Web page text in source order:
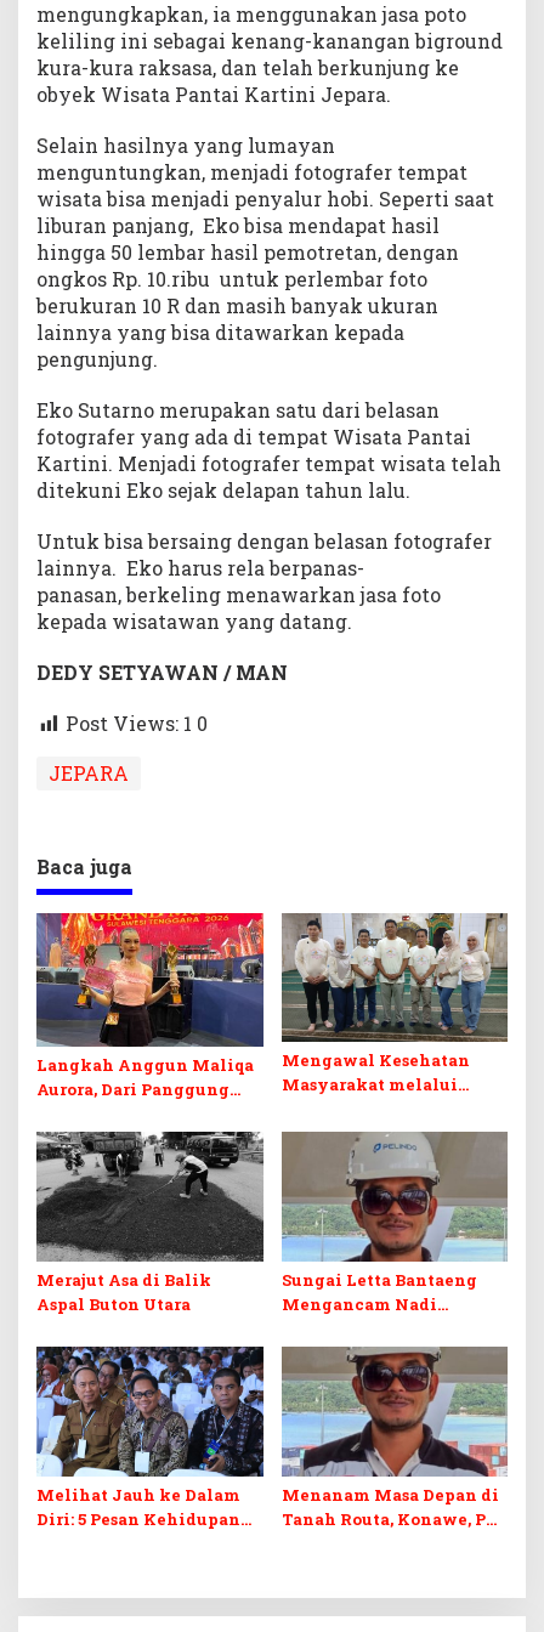
mengungkapkan, ia menggunakan jasa poto
keliling ini sebagai kenang-kanangan biground
kura-kura raksasa, dan telah berkunjung ke
obyek Wisata Pantai Kartini Jepara.
Selain hasilnya yang lumayan
menguntungkan, menjadi fotografer tempat
wisata bisa menjadi penyalur hobi. Seperti saat
liburan panjang, Eko bisa mendapat hasil
hingga 50 lembar hasil pemotretan, dengan
ongkos Rp. 10.ribu untuk perlembar foto
berukuran 10 R dan masih banyak ukuran
lainnya yang bisa ditawarkan kepada
pengunjung.
Eko Sutarno merupakan satu dari belasan
fotografer yang ada di tempat Wisata Pantai
Kartini. Menjadi fotografer tempat wisata telah
ditekuni Eko sejak delapan tahun lalu.
Untuk bisa bersaing dengan belasan fotografer
lainnya. Eko harus rela berpanas-
panasan, berkeling menawarkan jasa foto
kepada wisatawan yang datang.
DEDY SETYAWAN / MAN
Post Views: 1 0
JEPARA
Baca juga
Langkah Anggun Maliqa
Aurora, Dari Panggung
Menuju Pentas Nasional
Mengawal Kesehatan
Masyarakat melalui
Bantaeng
Merajut Asa di Balik
Aspal Buton Utara
Sungai Letta Bantaeng
Mengancam Nadi
Melihat Jauh ke Dalam
Diri: 5 Pesan Kehidupan
Menanam Masa Depan di
Tanah Routa, Konawe, PT